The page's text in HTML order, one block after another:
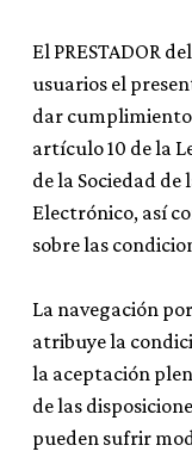
El PRESTADOR
usuarios el
dar cumplimiento
artículo 10 de la
de la Sociedad
Electrónico, así
sobre las
La navegación
atribuye la
la aceptación
de las
pueden sufrir